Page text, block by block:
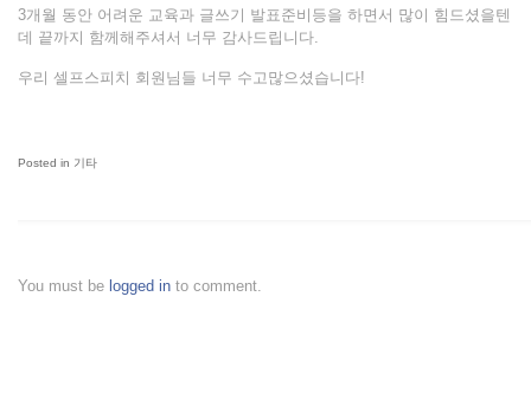
3개월 동안 어려운 교육과 글쓰기 발표준비등을 하면서 많이 힘드셨을텐
데 끝까지 함께해주셔서 너무 감사드립니다.
우리 셀프스피치 회원님들 너무 수고많으셨습니다!
Posted in 기타
You must be logged in to comment.